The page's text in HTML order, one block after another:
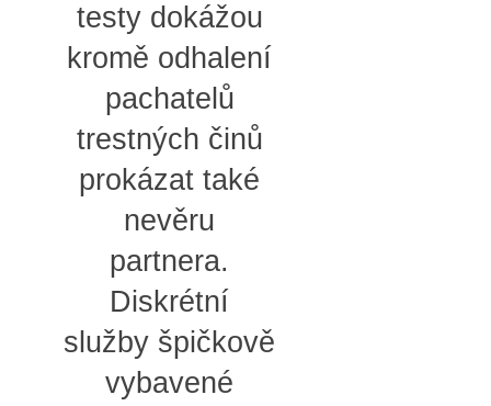
testy dokážou
kromě odhalení
pachatelů
trestných činů
prokázat také
nevěru
partnera.
Diskrétní
služby špičkově
vybavené